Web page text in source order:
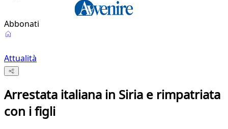
Abbonati
Attualità
Arrestata italiana in Siria e rimpatriata
con i figli